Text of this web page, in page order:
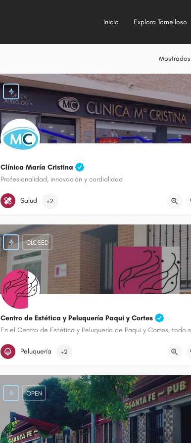
Inicio Explora Tomelloso
Mostrados
Clínica María Cristina
Profesionalidad, innovación y cordialidad
926 50 80 59
Salud +2
Centro de Estética y Peluquería Paqui y Cortes
619 78 46 16
CLOSED
Peluquería +2
OPEN